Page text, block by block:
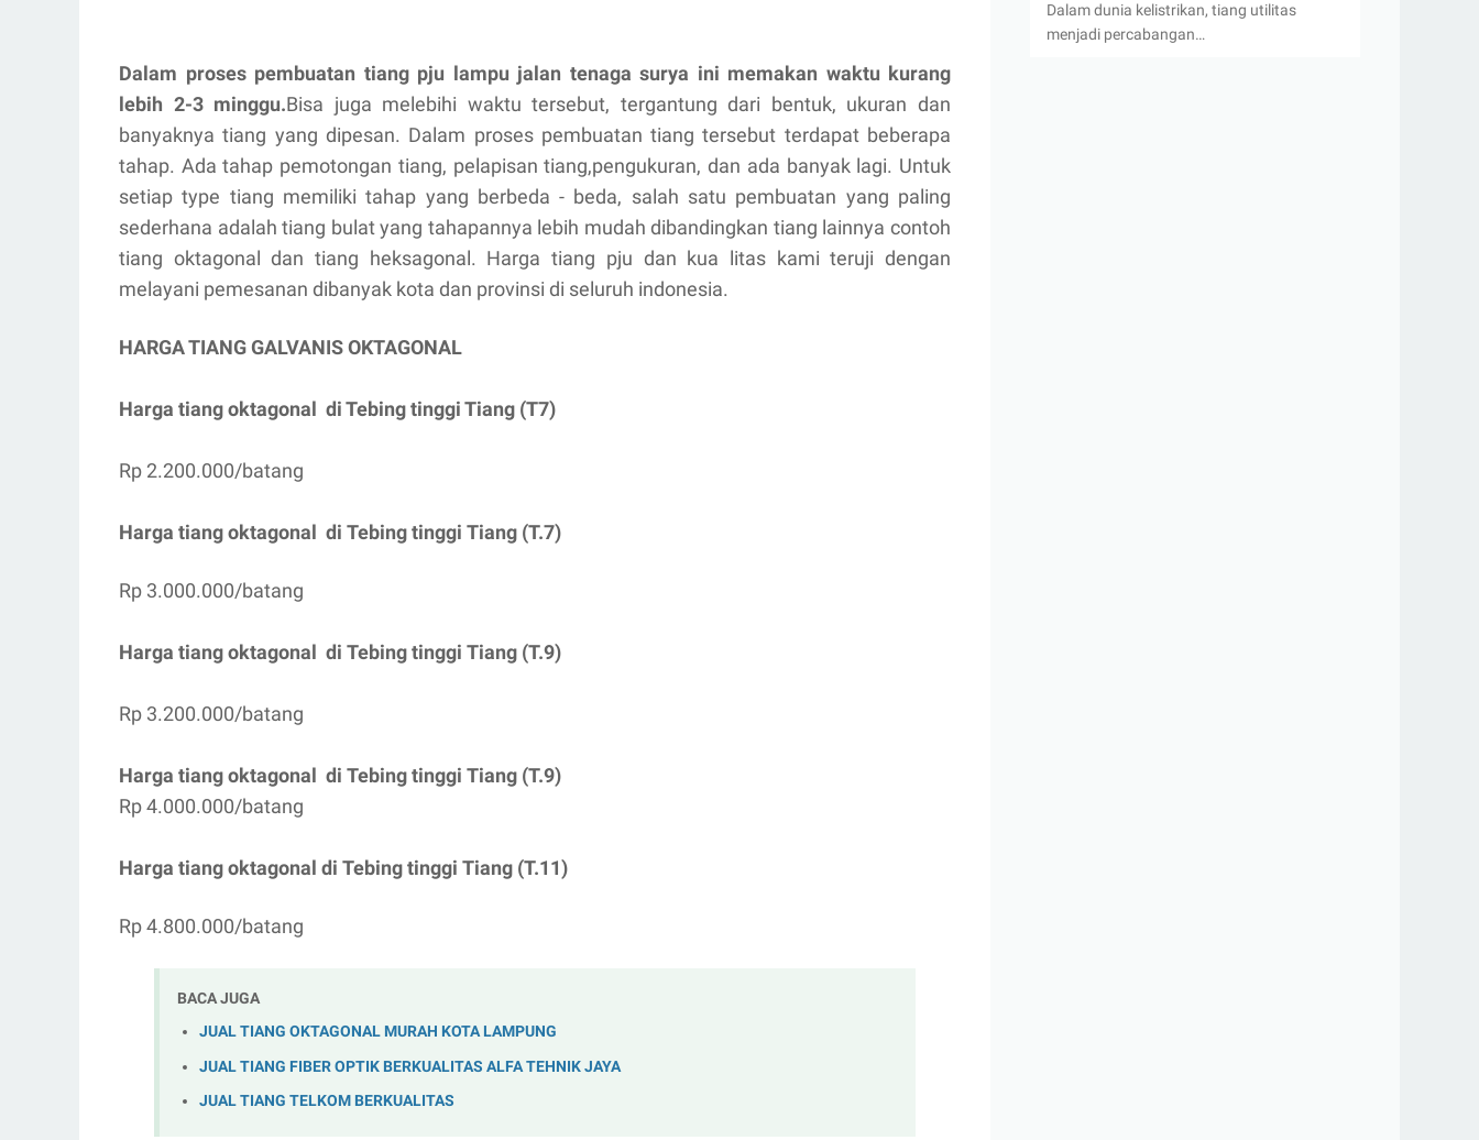
Dalam proses pembuatan tiang pju lampu jalan tenaga surya ini memakan waktu kurang
lebih 2-3 minggu.Bisa juga melebihi waktu tersebut, tergantung dari bentuk, ukuran dan
banyaknya tiang yang dipesan. Dalam proses pembuatan tiang tersebut terdapat beberapa
tahap. Ada tahap pemotongan tiang, pelapisan tiang,pengukuran, dan ada banyak lagi. Untuk
setiap type tiang memiliki tahap yang berbeda - beda, salah satu pembuatan yang paling
sederhana adalah tiang bulat yang tahapannya lebih mudah dibandingkan tiang lainnya contoh
tiang oktagonal dan tiang heksagonal. Harga tiang pju dan kua litas kami teruji dengan
melayani pemesanan dibanyak kota dan provinsi di seluruh indonesia.
HARGA TIANG GALVANIS OKTAGONAL
Harga tiang oktagonal di Tebing tinggi Tiang (T7)
Rp 2.200.000/batang
Harga tiang oktagonal di Tebing tinggi Tiang (T.7)
Rp 3.000.000/batang
Harga tiang oktagonal di Tebing tinggi Tiang (T.9)
Rp 3.200.000/batang
Harga tiang oktagonal di Tebing tinggi Tiang (T.9)
Rp 4.000.000/batang
Harga tiang oktagonal di Tebing tinggi Tiang (T.11)
Rp 4.800.000/batang
BACA JUGA
JUAL TIANG OKTAGONAL MURAH KOTA LAMPUNG
JUAL TIANG FIBER OPTIK BERKUALITAS ALFA TEHNIK JAYA
JUAL TIANG TELKOM BERKUALITAS
Dalam dunia kelistrikan, tiang utilitas
menjadi percabangan…